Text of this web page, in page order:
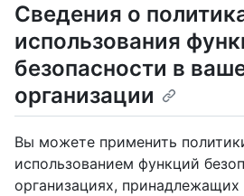
Сведения о
использования
безопасности в
организации
Вы можете применить
использованием функций
организациях,